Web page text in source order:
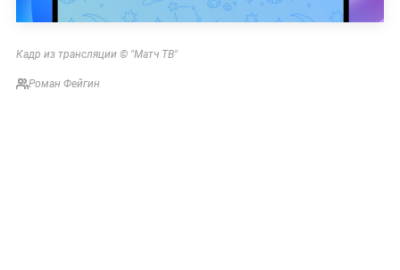
Кадр из трансляции © "Матч ТВ"
Роман Фейгин